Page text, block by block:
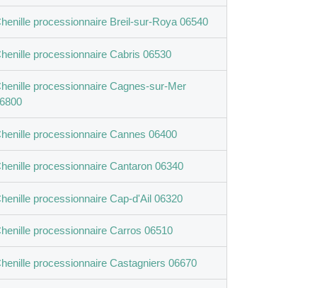
processionnaire Breil-sur-Roya 06540
processionnaire Cabris 06530
processionnaire Cagnes-sur-Mer
processionnaire Cannes 06400
processionnaire Cantaron 06340
processionnaire Cap-d'Ail 06320
processionnaire Carros 06510
processionnaire Castagniers 06670